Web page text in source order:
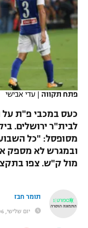
VOD
רץ ברשת
תוצאות
לוח שידורים
ברחבה
"מעל הליגה" –
נבחרת ישראל
מכבי חיפה
בית"ר ירושלים
מכבי תל אביב
הפועל חיפה
הפועל באר שבע
בני יהודה
ליגה ספרדית
ליגה איטלקית
ליגה צרפתית
ליגה הולנדית
ליגה טורקית
ליגה סינית
ליגה ברזילאית
כדורסל נשים
מכבי תל אביב
הפועל חולון
הפועל ירושלים
יורוליג
יורוקאפ
טניס
שחייה
ג'ודו
אגרוף
ספורט אולימפי
פתח תקווה | עדי אבישי
לבית"ר ירושלים.
מסופסל: "כל
ובמגרש לא מספק
מול ק"ש. צפו
תומר חבז
יום שלישי, 08:06, 12.09.17